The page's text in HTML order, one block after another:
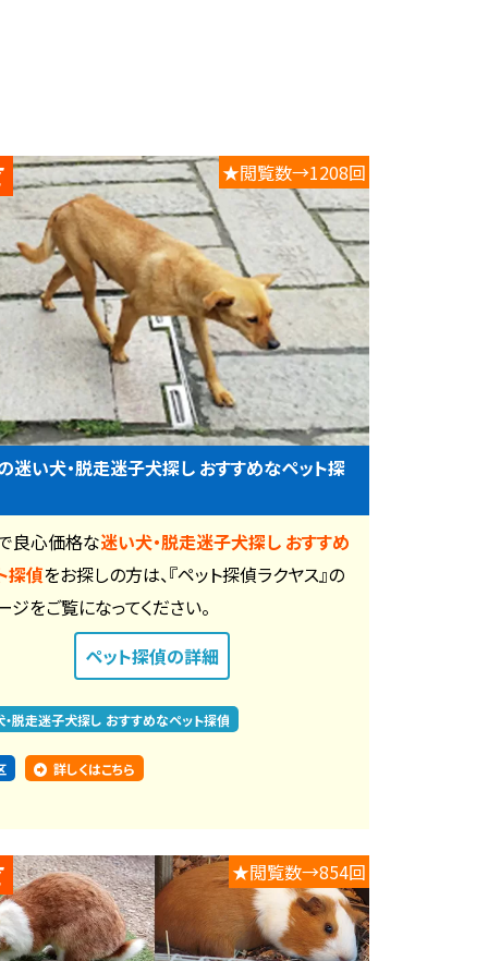
★閲覧数→1208回
迷い犬・脱走迷子犬探し おすすめなペット探
良心価格な迷い犬・脱走迷子犬探し おすすめ
探偵をお探しの方は、『ペット探偵ラクヤス』の
ジをご覧になってください。
ペット探偵の詳細
脱走迷子犬探し おすすめなペット探偵
詳しくはこちら
★閲覧数→854回